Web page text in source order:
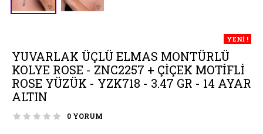
YENİ !
YUVARLAK ÜÇLÜ ELMAS MONTÜRLÜ
KOLYE ROSE - ZNC2257 + ÇIÇEK MOTIFLI
ROSE YÜZÜK - YZK718 - 3.47 GR - 14 AYAR
ALTIN
0 YORUM